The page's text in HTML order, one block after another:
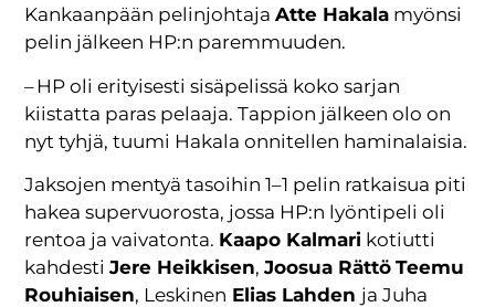
Kankaanpään pelinjohtajaAtte Hakala myönsi
pelin jälkeen HP:n paremmuuden.
– HP oli erityisesti sisäpelissä koko sarjan
kiistatta paras pelaaja. Tappion jälkeen olo on
nyt tyhjä, tuumi Hakala onnitellen haminalaisia.
Jaksojen mentyä tasoihin 1–1 pelin ratkaisua piti
hakea supervuorosta, jossa HP:n lyöntipeli oli
rentoa ja vaivatonta. Kaapo Kalmari kotiutti
kahdestiJere Heikkisen,Joosua Rättö Teemu
Rouhiaisen, Leskinen Elias Lahden ja Juha